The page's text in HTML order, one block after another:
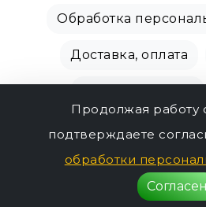
3403р.
Нет в наличии
Обработка
Доставка, оплата
Продолжая работу
подтверждаете
обработки
Согласен